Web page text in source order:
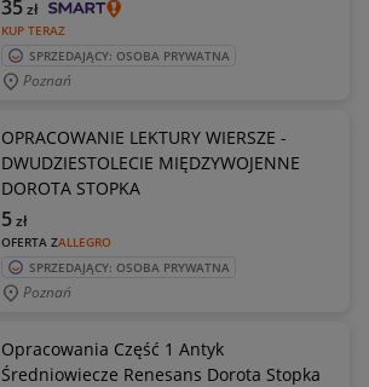
KUP TERAZ
35zł
SPRZEDAJĄCY: OSOBA PRYWATNA
Poznań
OPRACOWANIE LEKTURY WIERSZE -
DWUDZIESTOLECIE MIĘDZYWOJENNE
DOROTA STOPKA
OFERTA ZALLEGRO
5zł
SPRZEDAJĄCY: OSOBA PRYWATNA
Poznań
Opracowania Część 1 Antyk
Średniowiecze Renesans Dorota Stopka